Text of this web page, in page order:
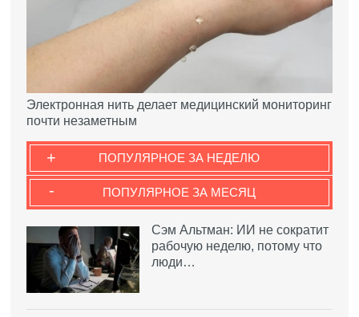
Электронная нить делает медицинский мониторинг
почти незаметным
ПОПУЛЯРНОЕ ЗА НЕДЕЛЮ
+
ПОПУЛЯРНОЕ ЗА МЕСЯЦ
-
Сэм Альтман: ИИ не сократит
рабочую неделю, потому что
люди…